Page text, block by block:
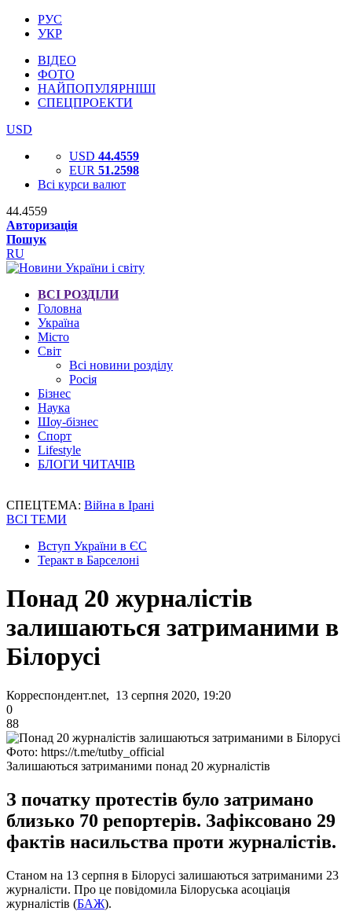
РУС
УКР
ВІДЕО
ФОТО
НАЙПОПУЛЯРНІШІ
СПЕЦПРОЕКТИ
USD
USD 44.4559
EUR 51.2598
Всі курси валют
44.4559
Авторизація
Пошук
RU
ВСІ РОЗДІЛИ
Головна
Україна
Місто
Світ
Всі новини розділу
Росія
Бізнес
Наука
Шоу-бізнес
Спорт
Lifestyle
БЛОГИ ЧИТАЧІВ
СПЕЦТЕМА: Війна в Ірані
ВСІ ТЕМИ
Вступ України в ЄС
Теракт в Барселоні
Понад 20 журналістів
залишаються затриманими в
Білорусі
Корреспондент.net, 13 серпня 2020, 19:20
0
88
Фото: https://t.me/tutby_official
Залишаються затриманими понад 20 журналістів
З початку протестів було затримано
близько 70 репортерів. Зафіксовано 29
фактів насильства проти журналістів.
Станом на 13 серпня в Білорусі залишаються затриманими 23
журналісти. Про це повідомила Білоруська асоціація
журналістів (БАЖ).